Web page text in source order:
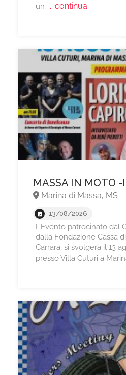
un ... continua
MASSA IN MOTO -
Marina di Massa, MS
13/08/2026
L’Evento patrocinato dal
dalla Fondazione Cassa
Carrara, si svolgerà il 13
presso Villa Cuturi a